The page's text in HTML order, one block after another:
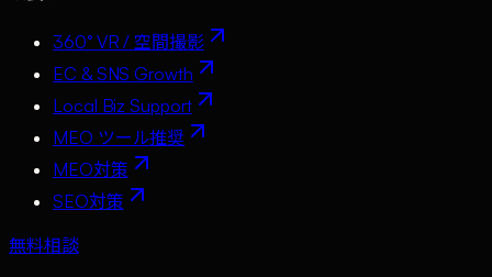
360° VR / 空間撮影
EC & SNS Growth
Local Biz Support
MEO ツール推奨
MEO対策
SEO対策
無料相談